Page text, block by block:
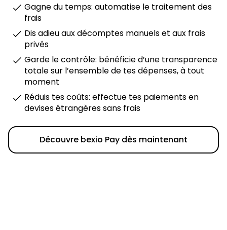
Gagne du temps: automatise le traitement des
frais
Dis adieu aux décomptes manuels et aux frais
privés
Garde le contrôle: bénéficie d’une transparence
totale sur l’ensemble de tes dépenses, à tout
moment
Réduis tes coûts: effectue tes paiements en
devises étrangères sans frais
Découvre bexio Pay dès maintenant